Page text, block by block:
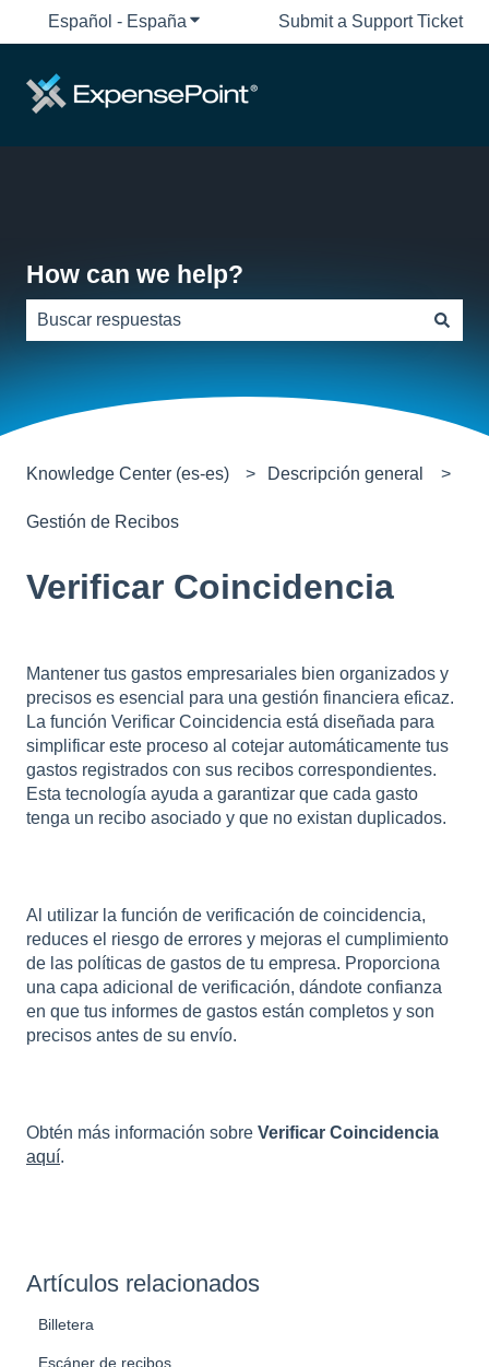
Español - España Traducciones de Mostrar submenú de
Submit a Support Ticket
How can we help?
Knowledge Center (es-es) Descripción general
Gestión de Recibos
Verificar Coincidencia
Mantener tus gastos empresariales bien organizados y
precisos es esencial para una gestión financiera eficaz.
La función Verificar Coincidencia está diseñada para
simplificar este proceso al cotejar automáticamente tus
gastos registrados con sus recibos correspondientes.
Esta tecnología ayuda a garantizar que cada gasto
tenga un recibo asociado y que no existan duplicados.
Al utilizar la función de verificación de coincidencia,
reduces el riesgo de errores y mejoras el cumplimiento
de las políticas de gastos de tu empresa. Proporciona
una capa adicional de verificación, dándote confianza
en que tus informes de gastos están completos y son
precisos antes de su envío.
Obtén más información sobre Verificar Coincidencia
aquí.
Artículos relacionados
Billetera
Escáner de recibos